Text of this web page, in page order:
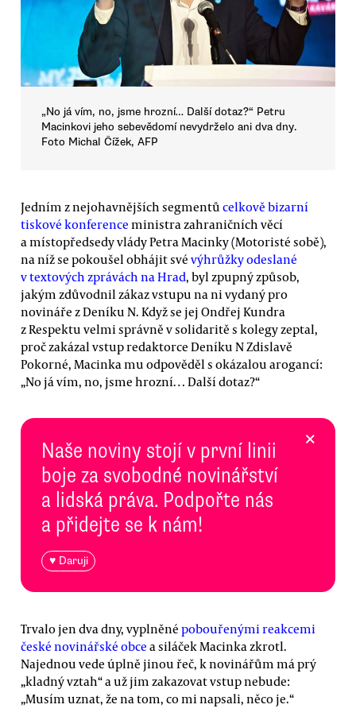
„No já vím, no, jsme hrozní… Další dotaz?“ Petru
Macinkovi jeho sebevědomí nevydrželo ani dva dny.
Foto Michal Čížek, AFP
Jedním z nejohavnějších segmentů celkově bizarní
tiskové konference ministra zahraničních věcí
a místopředsedy vlády Petra Macinky (Motoristé sobě),
na níž se pokoušel obhájit své výhrůžky odeslané
v textových zprávách na Hrad, byl zpupný způsob,
jakým zdůvodnil zákaz vstupu na ni vydaný pro
novináře z Deníku N. Když se jej Ondřej Kundra
z Respektu velmi správně v solidaritě s kolegy zeptal,
proč zakázal vstup redaktorce Deníku N Zdislavě
Pokorné, Macinka mu odpověděl s okázalou arogancí:
„No já vím, no, jsme hrozní… Další dotaz?“
Naše noviny stojí v první linii
boje za svobodné novinářství
a lidská práva. Podpořte nás
a přidejte se k nám!
♥ Daruji
×
Trvalo jen dva dny, vyplněné pobouřenými reakcemi
české novinářské obce a siláček Macinka zkrotl.
Najednou vede úplně jinou řeč, k novinářům má prý
„kladný vztah“ a už jim zakazovat vstup nebude:
„Musím uznat, že na tom, co mi napsali, něco je.“